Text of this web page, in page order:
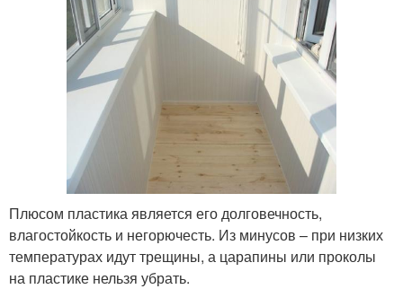
Плюсом пластика является его долговечность,
влагостойкость и негорючесть. Из минусов – при низких
температурах идут трещины, а царапины или проколы
на пластике нельзя убрать.